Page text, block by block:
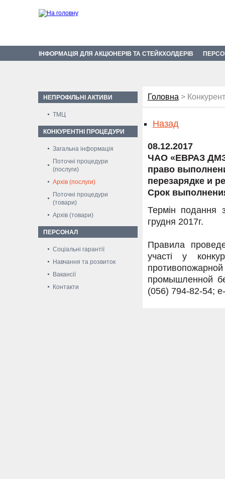
ІНФОРМАЦІЯ ДЛЯ АКЦІОНЕРІВ ТА СТЕЙКХОЛДЕРІВ
НЕПРОФІЛЬНІ АКТИВИ
ТМЦ
КОНКУРЕНТНІ ПРОЦЕДУРИ
Загальна інформація
Поточні процедури
(послуги)
Архів (послуги)
Поточні процедури
(товари)
Архів (товари)
ПЕРСОНАЛ
Соціальні гарантії
Навчання та розвиток
Вакансії
Контакти
Головна >
Назад
08.12.2017
ЧАО «ЕВРАЗ
право
перезарядке и
Срок
Термін подання
грудня 2017г.
Правила
участі у
промышленной
(056) 794-82-54;